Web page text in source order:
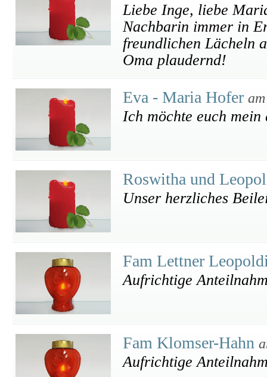
Liebe Inge, liebe
Nachbarin immer in
freundlichen Lächeln
Oma plaudernd!
Eva - Maria Hofer
Ich möchte euch
Roswitha und
Unser herzliches
Fam Lettner
Aufrichtige
Fam Klomser-Hahn
Aufrichtige